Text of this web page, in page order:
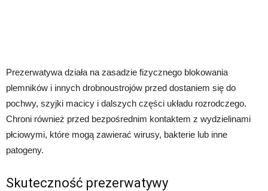
Prezerwatywa działa na zasadzie fizycznego blokowania
plemników i innych drobnoustrojów przed dostaniem się do
pochwy, szyjki macicy i dalszych części układu rozrodczego.
Chroni również przed bezpośrednim kontaktem z wydzielinami
płciowymi, które mogą zawierać wirusy, bakterie lub inne
patogeny.
Skuteczność prezerwatywy